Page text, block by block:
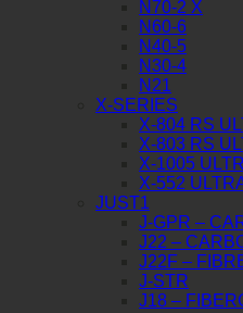
N70-2 X
N60-6
N40-5
N30-4
N21
X-SERIES
X-804 RS
X-803 RS
X-1005
X-552
JUST1
J-GPR –
J22 –
J22F –
J-STR
J18 –